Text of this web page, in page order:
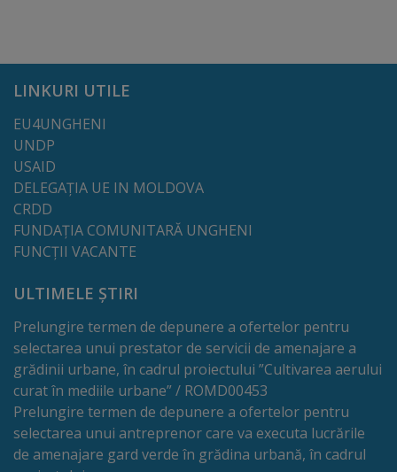
Regulamentul
de
și
Consiliul
Municipal
Secretar
Consilieri
LINKURI UTILE
EU4UNGHENI
UNDP
USAID
DELEGAȚIA UE IN MOLDOVA
CRDD
FUNDAȚIA COMUNITARĂ UNGHENI
FUNCȚII VACANTE
ULTIMELE ȘTIRI
Prelungire termen de depunere a ofertelor pentru
selectarea unui prestator de servicii de amenajare a
grădinii urbane, în cadrul proiectului ”Cultivarea aerului
curat în mediile urbane” / ROMD00453
Prelungire termen de depunere a ofertelor pentru
selectarea unui antreprenor care va executa lucrările
de amenajare gard verde în grădina urbană, în cadrul